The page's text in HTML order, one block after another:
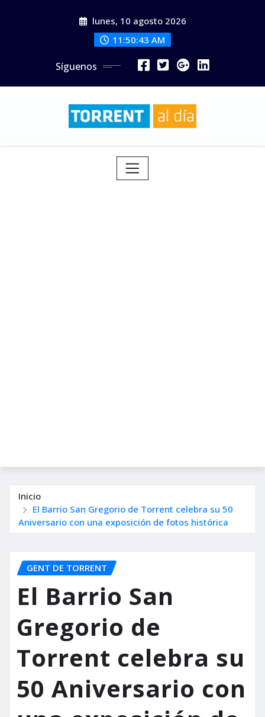
lunes, 10 agosto 2026
11:50:45 AM
Síguenos
Inicio
El Barrio San Gregorio de Torrent celebra su 50
Aniversario con una exposición de fotos histórica
GENT DE TORRENT
El Barrio San
Gregorio de
Torrent celebra su
50 Aniversario con